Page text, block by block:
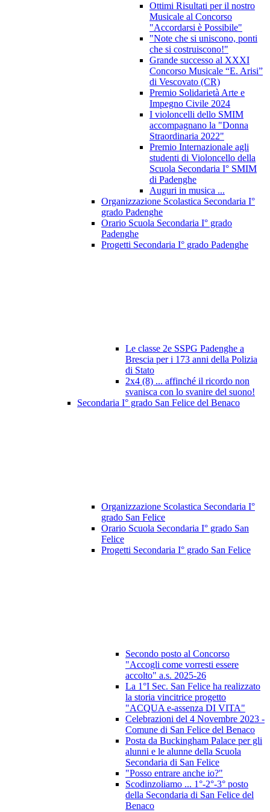
Ottimi Risultati per il nostro
Musicale al Concorso
"Accordarsi è Possibile"
"Note che si uniscono, ponti
che si costruiscono!"
Grande successo al XXXI
Concorso Musicale “E. Arisi”
di Vescovato (CR)
Premio Solidarietà Arte e
Impegno Civile 2024
I violoncelli dello SMIM
accompagnano la "Donna
Straordinaria 2022"
Premio Internazionale agli
studenti di Violoncello della
Scuola Secondaria I° SMIM
di Padenghe
Auguri in musica ...
Organizzazione Scolastica Secondaria I°
grado Padenghe
Orario Scuola Secondaria I° grado
Padenghe
Progetti Secondaria I° grado Padenghe
Le classe 2e SSPG Padenghe a
Brescia per i 173 anni della Polizia
di Stato
2x4 (8) ... affinché il ricordo non
svanisca con lo svanire del suono!
Secondaria I° grado San Felice del Benaco
Organizzazione Scolastica Secondaria I°
grado San Felice
Orario Scuola Secondaria I° grado San
Felice
Progetti Secondaria I° grado San Felice
Secondo posto al Concorso
"Accogli come vorresti essere
accolto" a.s. 2025-26
La 1°I Sec. San Felice ha realizzato
la storia vincitrice progetto
"ACQUA e-assenza DI VITA"
Celebrazioni del 4 Novembre 2023 -
Comune di San Felice del Benaco
Posta da Buckingham Palace per gli
alunni e le alunne della Scuola
Secondaria di San Felice
"Posso entrare anche io?"
Scodinzoliamo ... 1°-2°-3° posto
della Secondaria di San Felice del
Benaco